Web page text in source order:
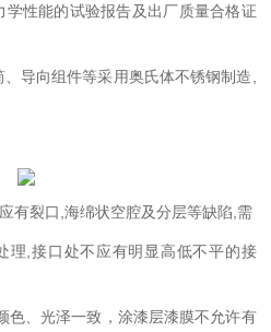
学性能的试验报告及出厂质量合格证
导向组件等采用奥氏体不锈钢制造
有裂口 ,海绵状空腔及分层等缺陷 需
理 接口处不应有明显高低不平的接
色、光泽一致，涂漆层漆膜不允许有